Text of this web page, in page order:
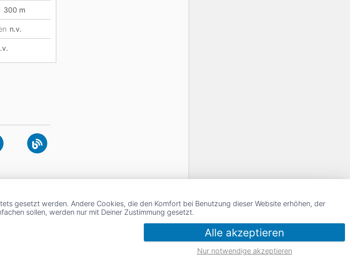
300 m
n.v.
gesetzt werden. Andere Cookies, die den Komfort bei Benutzung dieser Website erhöhen, der
sollen, werden nur mit Deiner Zustimmung gesetzt.
Alle akzeptieren
Nur notwendige akzeptieren